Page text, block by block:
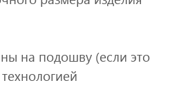
на подошву (если это